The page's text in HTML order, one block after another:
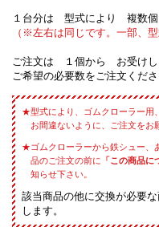
１台分は 型式により 複数個
（※左右は同じです。一部、型
ご注文は １個から お受けし
ご希望の必要数をご注文くださ
型式により、ゴムクローラー用
お間違ないように、ご注文をお
ゴムクローラーから鉄シュー、
品のご注文の前に 「この商品
知らせ下さい。
該当商品の他に交換が必要
します。